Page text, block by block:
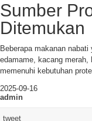
Sumber
Ditemukan
Beberapa makanan
edamame, kacang
memenuhi kebutuhan
2025-09-16
admin
tweet